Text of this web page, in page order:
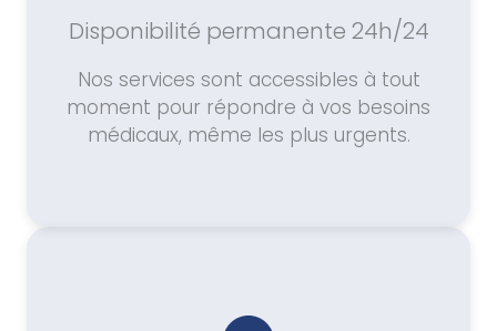
Disponibilité permanente 24h/24
Nos services sont accessibles à tout
moment pour répondre à vos besoins
médicaux, même les plus urgents.